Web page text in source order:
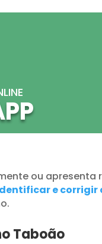
ou apresenta
e corrigir
Taboão